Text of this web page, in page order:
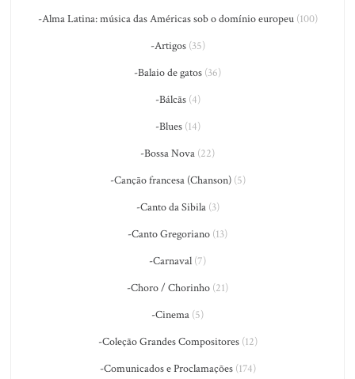
-Alma Latina: música das Américas sob o domínio europeu(100)
-Artigos(35)
-Balaio de gatos (36)
-Bálcãs(4)
-Blues(14)
-Bossa Nova (22)
-Canção francesa (Chanson)(5)
-Canto da Sibila(3)
-Canto Gregoriano (13)
-Carnaval (7)
-Choro / Chorinho (21)
-Cinema (5)
-Coleção Grandes Compositores(12)
-Comunicados e Proclamações(174)